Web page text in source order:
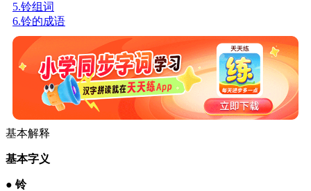
5.铃组词
6.铃的成语
基本解释
基本字义
● 铃